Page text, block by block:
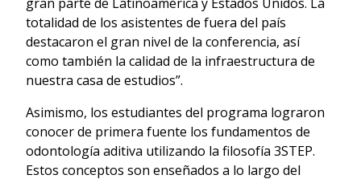
totalidad de los asistentes de fuera del país
destacaron el gran nivel de la conferencia, así
como también la calidad de la infraestructura de
nuestra casa de estudios”.
Asimismo, los estudiantes del programa lograron
conocer de primera fuente los fundamentos de
odontología aditiva utilizando la filosofía 3STEP.
Estos conceptos son enseñados a lo largo del